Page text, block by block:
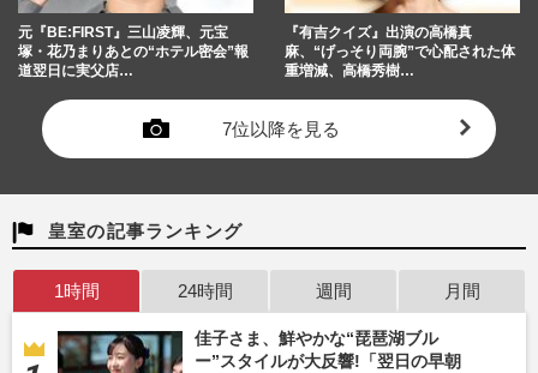
元『BE:FIRST』三山凌輝、元宝
塚・花乃まりあとの“ホテル密会”報
道翌日に実父店…
『有吉クイズ』出演の高橋真
麻、“げっそり両腕”で心配された体
重増減、高橋秀樹…
7位以降を見る
皇室の記事ランキング
1時間 24時間 週間 月間
佳子さま、鮮やかな“琵琶湖ブル
ー”スタイルが大反響!「翌日の早朝